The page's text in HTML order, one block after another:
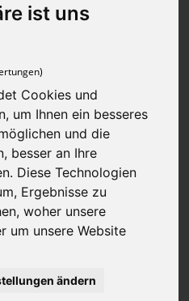
ist uns
Bewertungen)
Cookies und
um Ihnen ein besseres
und die
besser an Ihre
Diese Technologien
Ergebnisse zu
woher unsere
um unsere Website
ändern